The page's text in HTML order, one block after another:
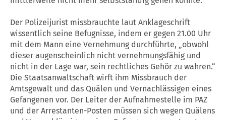
Der Polizeijurist missbrauchte laut Anklageschrift
wissentlich seine Befugnisse, indem er gegen 21.00 Uhr
mit dem Mann eine Vernehmung durchführte, „obwohl
dieser augenscheinlich nicht vernehmungsfähig und
nicht in der Lage war, sein rechtliches Gehör zu wahren.“
Die Staatsanwaltschaft wirft ihm Missbrauch der
Amtsgewalt und das Quälen und Vernachlässigen eines
Gefangenen vor. Der Leiter der Aufnahmestelle im PAZ
und der Arrestanten-Posten müssen sich wegen Quälens